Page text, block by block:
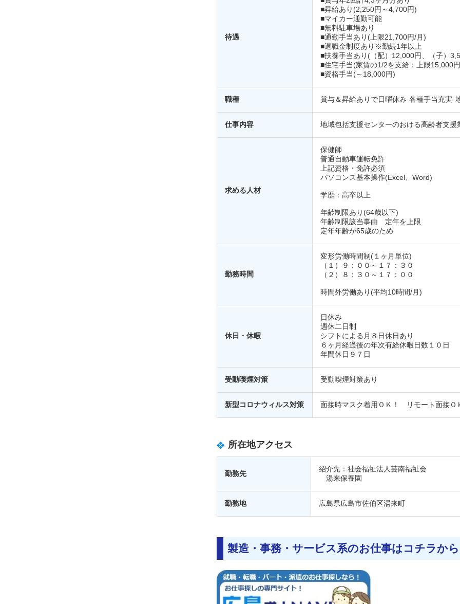
待遇
■昇給あり(2,250円～4,700円)
■マイカー通勤可能
■無料駐車場あり
■通勤手当あり(上限21,700円/月)
■退職金制度あり※勤続1年以上
■扶養手当あり(（配）12,000円、（子）
■住宅手当(家賃の1/2を支給：上限15,000
■資格手当(～18,000円)
職種 賞与＆昇給ありで日曜休み-各種手当充実-
仕事内容 地域包括支援センターのおける高齢者支援
求める人材
保健師
普通自動車運転免許
上記資格・免許必須
パソコンス基本操作(Excel、Word)
学歴：高卒以上
年齢制限あり(64歳以下)
年齢制限該当事由 定年を上限
定年年齢が65歳のため
勤務時間
変形労働時間制(１ヶ月単位)
（１）９：００～１７：３０
（２）８：３０～１７：００
時間外労働あり(平均10時間/月)
休日・休暇
日休み
週休二日制
シフトによる月８日休日あり
６ヶ月経過後の年次有給休暇日数１０日
年間休日９７日
受動喫煙対策 受動喫煙対策あり
新型コロナウィルス対策 面接時マスク着用ＯＫ！ リモート面接Ｏ
所在地アクセス
勤務先
紹介先：社会福祉法人芸南福祉会
湯来保養園
勤務地 広島県広島市佐伯区湯来町
製造・事務・サービス系のお仕事はコチラか